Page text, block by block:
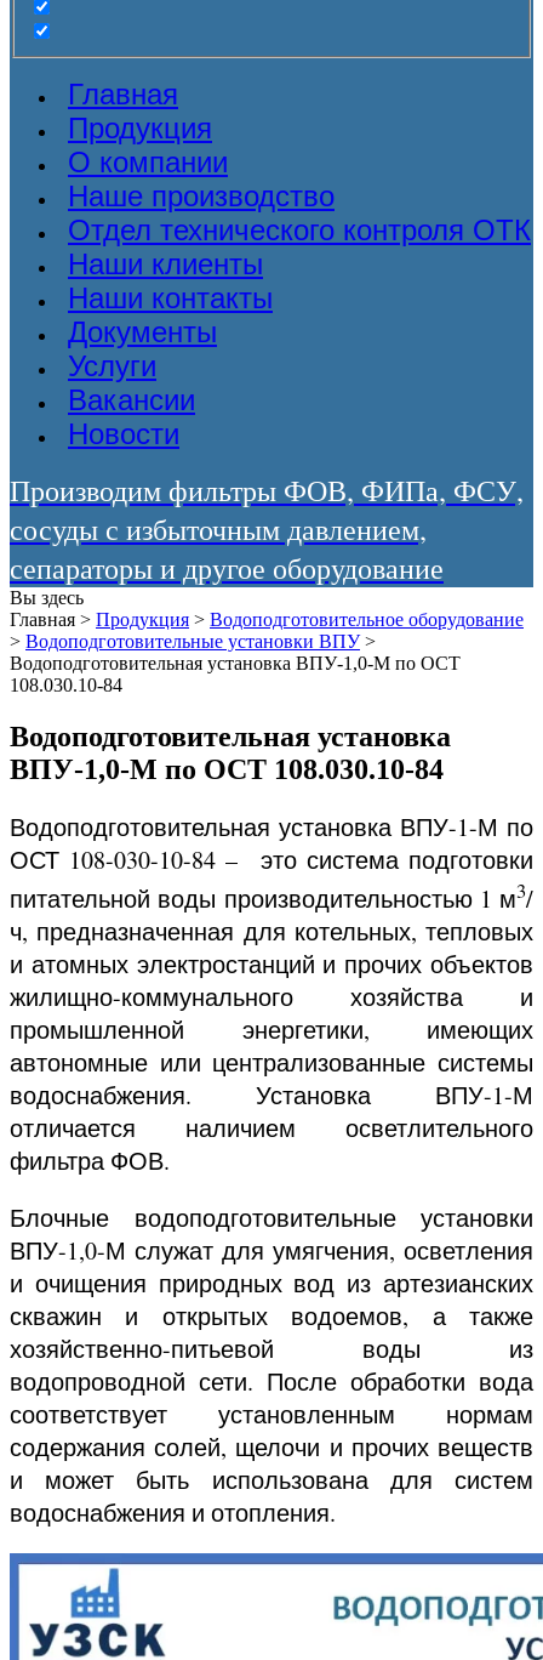
Главная
Продукция
О компании
Наше производство
Отдел технического контроля ОТК
Наши клиенты
Наши контакты
Документы
Услуги
Вакансии
Новости
Производим фильтры ФОВ, ФИПа, ФСУ,
сосуды с избыточным давлением,
сепараторы и другое оборудование
Вы здесь
Главная > Продукция > Водоподготовительное оборудование
> Водоподготовительные установки ВПУ >
Водоподготовительная установка ВПУ-1,0-М по ОСТ
108.030.10-84
Водоподготовительная установка
ВПУ-1,0-М по ОСТ 108.030.10-84
Водоподготовительная установка ВПУ-1-М по
ОСТ 108-030-10-84 – это система подготовки
питательной воды производительностью 1 м3/
ч, предназначенная для котельных, тепловых
и атомных электростанций и прочих объектов
жилищно-коммунального хозяйства и
промышленной энергетики, имеющих
автономные или централизованные системы
водоснабжения. Установка ВПУ-1-М
отличается наличием осветлительного
фильтра ФОВ.
Блочные водоподготовительные установки
ВПУ-1,0-М служат для умягчения, осветления
и очищения природных вод из артезианских
скважин и открытых водоемов, а также
хозяйственно-питьевой воды из
водопроводной сети. После обработки вода
соответствует установленным нормам
содержания солей, щелочи и прочих веществ
и может быть использована для систем
водоснабжения и отопления.